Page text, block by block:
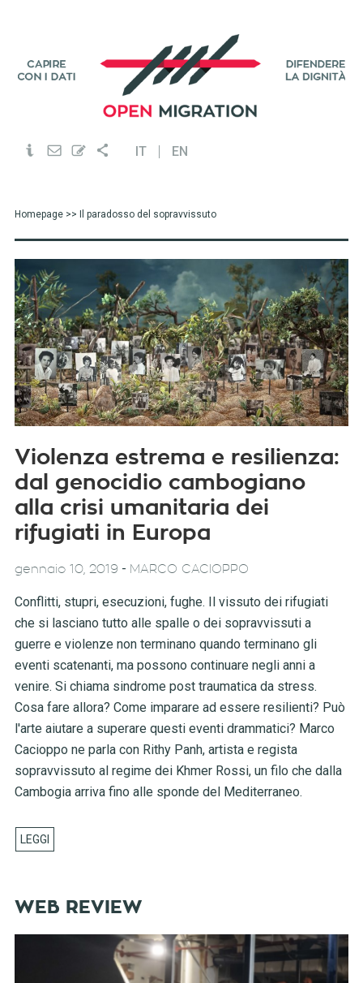
IT EN
Homepage>> Il paradosso del sopravvissuto
Violenza estrema e resilienza:
dal genocidio cambogiano
alla crisi umanitaria dei
rifugiati in Europa
gennaio 10, 2019 - MARCO CACIOPPO
Conflitti, stupri, esecuzioni, fughe. Il vissuto dei rifugiati
che si lasciano tutto alle spalle o dei sopravvissuti a
guerre e violenze non terminano quando terminano gli
eventi scatenanti, ma possono continuare negli anni a
venire. Si chiama sindrome post traumatica da stress.
Cosa fare allora? Come imparare ad essere resilienti? Può
l'arte aiutare a superare questi eventi drammatici? Marco
Cacioppo ne parla con Rithy Panh, artista e regista
sopravvissuto al regime dei Khmer Rossi, un filo che dalla
Cambogia arriva fino alle sponde del Mediterraneo.
WEB REVIEW